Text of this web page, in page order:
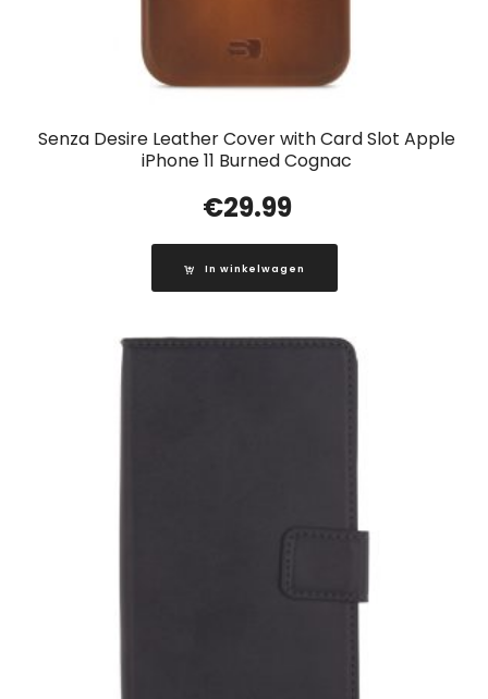
Senza Desire Leather Cover with Card Slot Apple
iPhone 11 Burned Cognac
€29.99
In winkelwagen